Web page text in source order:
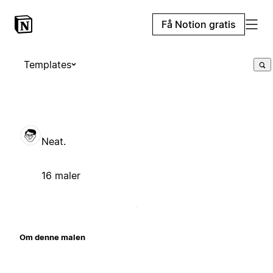
Få Notion gratis
Templates
Neat.
16 maler
Om denne malen